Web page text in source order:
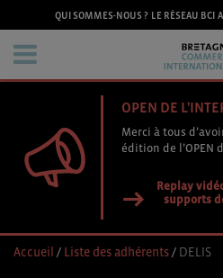
QUI SOMMES-NOUS ? LE RÉSEAU BCI
OPEN DE
Merci à tous
édition de l’OPEN
Replay
supports
Accueil / Liste des adhérents/ DELIS